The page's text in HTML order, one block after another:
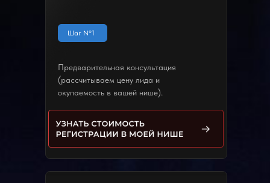
Предварительная консультация
(рассчитываем цену лида и
окупаемость в вашей нише).
Шаг N°1